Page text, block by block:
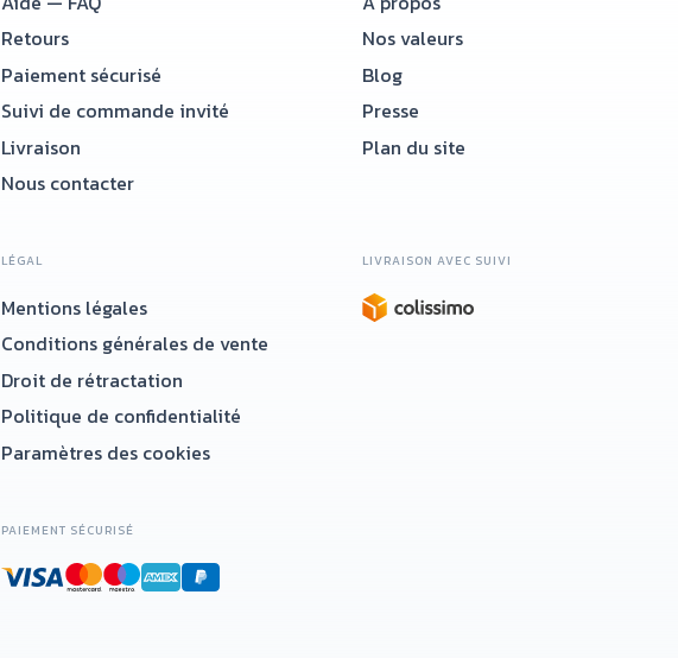
Retours
Paiement sécurisé
Suivi de commande invité
Livraison
Nous contacter
Nos valeurs
Blog
Presse
Plan du site
LÉGAL
Mentions légales
Conditions générales de vente
Droit de rétractation
Politique de confidentialité
Paramètres des cookies
LIVRAISON AVEC SUIVI
PAIEMENT SÉCURISÉ